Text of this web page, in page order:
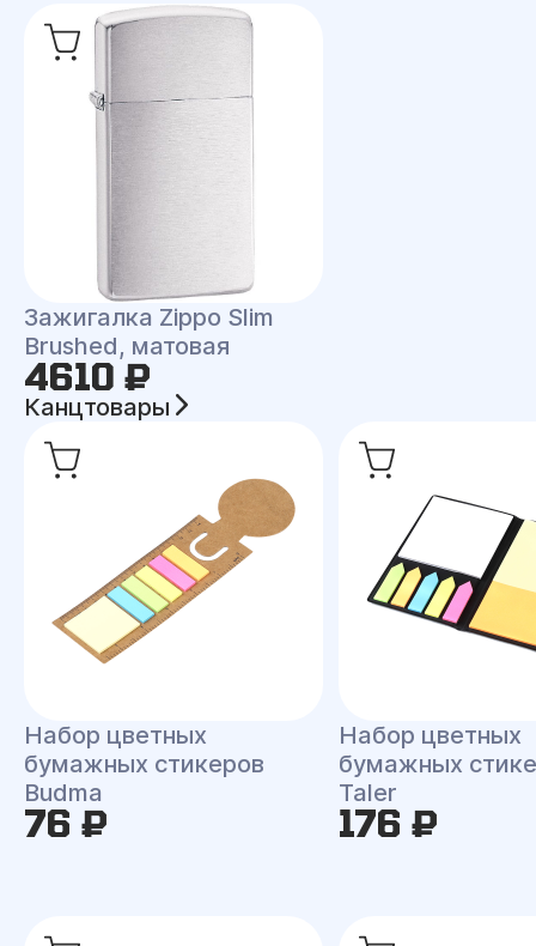
Зажигалка Zippo Slim
Brushed, матовая
4610 ₽
Канцтовары
Набор цветных
бумажных стикеров
Budma
76 ₽
Набор цветных
бумажных
Taler
176 ₽